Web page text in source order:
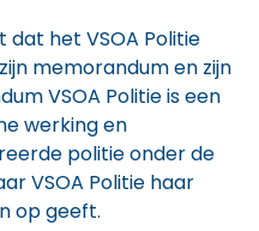
het VSOA Politie
memorandum en zijn
VSOA Politie is een
werking en
politie onder de
VSOA Politie haar
op geeft.